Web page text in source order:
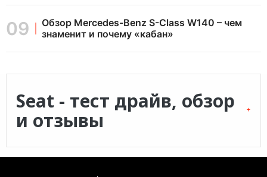
Обзор Mercedes-Benz S-Class W140 – чем
знаменит и почему «кабан»
Seat - тест драйв, обзор
и отзывы